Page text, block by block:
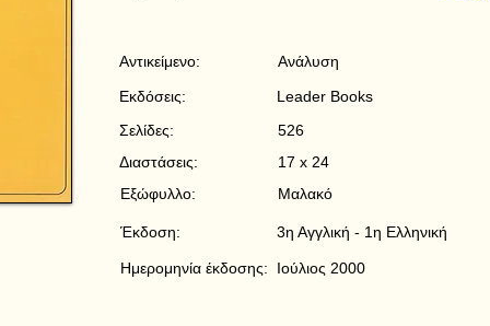
Ανάλυση
Leader Books
526
17 x 24
Μαλακό
3η Αγγλική - 1η Ελληνική
Ιούλιος 2000
Αντικείμενο:
Εκδόσεις:
Σελίδες:
Διαστάσεις:
Εξώφυλλο:
Έκδοση:
Ημερομηνία έκδοσης: